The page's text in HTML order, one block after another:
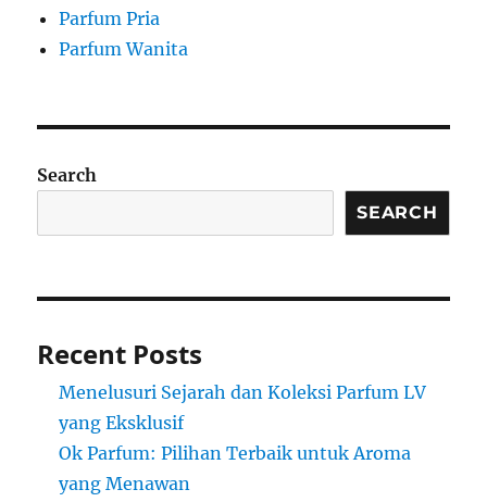
Parfum Pria
Parfum Wanita
Search
SEARCH
Recent Posts
Menelusuri Sejarah dan Koleksi Parfum LV
yang Eksklusif
Ok Parfum: Pilihan Terbaik untuk Aroma
yang Menawan